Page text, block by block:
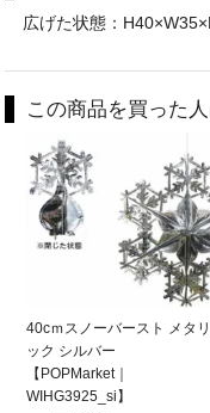
広げた状態：
この商品を買った
40cｍスノーバースト メタリ
ック シルバー
【POPMarket｜
WIHG3925_si】